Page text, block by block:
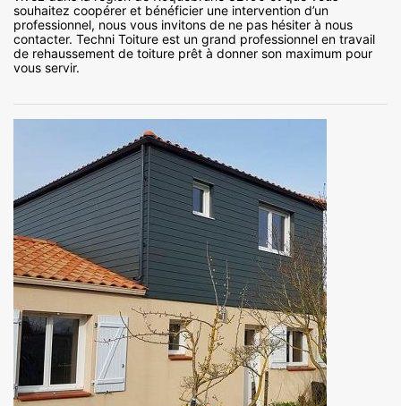
souhaitez coopérer et bénéficier une intervention d’un
professionnel, nous vous invitons de ne pas hésiter à nous
contacter. Techni Toiture est un grand professionnel en travail
de rehaussement de toiture prêt à donner son maximum pour
vous servir.